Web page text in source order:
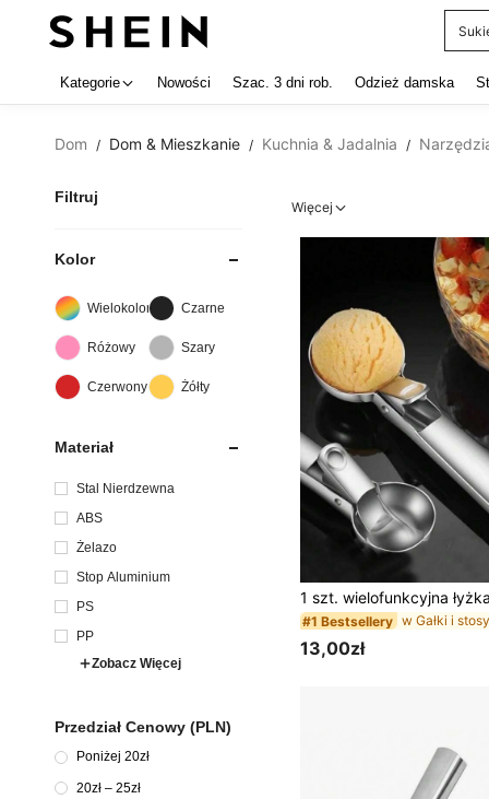
Kategorie Nowości Szac. 3 dni rob. Odzież damska
Dom / Dom & Mieszkanie / Kuchnia & Jadalnia /
Filtruj
Kolor
Wielokolorowe Czarne
Różowy Szary
Czerwony Żółty
Materiał
Stal Nierdzewna
ABS
Żelazo
Stop Aluminium
PS
PP
Zobacz Więcej
Przedział Cenowy (PLN)
Poniżej 20zł
20zł – 25zł
Więcej
w Gałki i
(1000+)
#1 Bestsellery
w Gałki i
(1000+)
#1 Bestsellery
w Gałki i
(1000+)
#1 Bestsellery
w Gałki i
13,00zł